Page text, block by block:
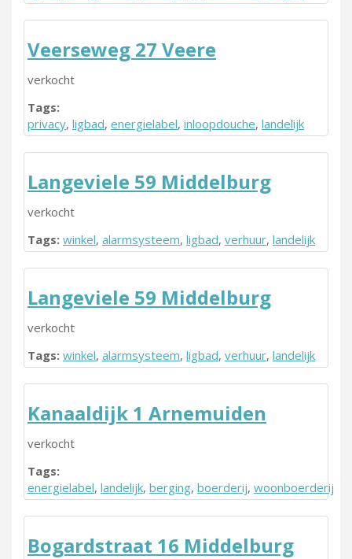
Veerseweg 27 Veere
verkocht
Tags:
privacy, ligbad, energielabel, inloopdouche, landelijk
Langeviele 59 Middelburg
verkocht
Tags: winkel, alarmsysteem, ligbad, verhuur, landelijk
Langeviele 59 Middelburg
verkocht
Tags: winkel, alarmsysteem, ligbad, verhuur, landelijk
Kanaaldijk 1 Arnemuiden
verkocht
Tags:
energielabel, landelijk, berging, boerderij, woonboerderij
Bogardstraat 16 Middelburg